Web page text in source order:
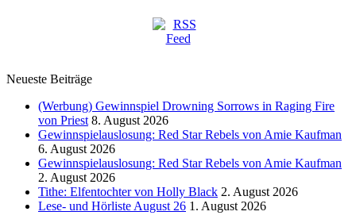
Neueste Beiträge
(Werbung) Gewinnspiel Drowning Sorrows in Raging Fire
von Priest 8. August 2026
Gewinnspielauslosung: Red Star Rebels von Amie Kaufman
6. August 2026
Gewinnspielauslosung: Red Star Rebels von Amie Kaufman
2. August 2026
Tithe: Elfentochter von Holly Black 2. August 2026
Lese- und Hörliste August 26 1. August 2026